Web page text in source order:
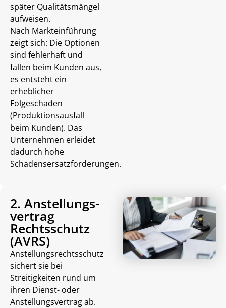
später Qualitätsmängel
aufweisen.
Nach Markteinführung
zeigt sich: Die Optionen
sind fehlerhaft und
fallen beim Kunden aus,
es entsteht ein
erheblicher
Folgeschaden
(Produktionsausfall
beim Kunden). Das
Unternehmen erleidet
dadurch hohe
Schadensersatzforderungen.
2. Anstellungs­
vertrag
Rechtsschutz
(AVRS)
Anstellungsrechtsschutz
sichert sie bei
Streitigkeiten rund um
ihren Dienst- oder
Anstellungsvertrag ab.